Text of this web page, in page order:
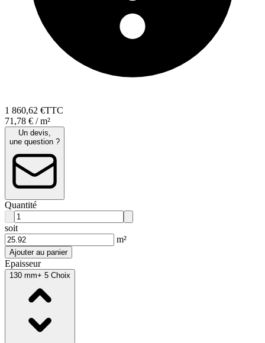
1 860,62 €TTC
71,78 € / m²
Un devis,
une question ?
Quantité
soit
m²
Ajouter au panier
Epaisseur
130 mm+ 5 Choix